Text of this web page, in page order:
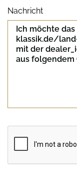
Nachricht